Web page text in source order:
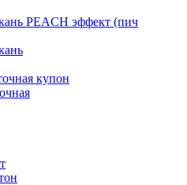
PEACH эффект (пич
купон